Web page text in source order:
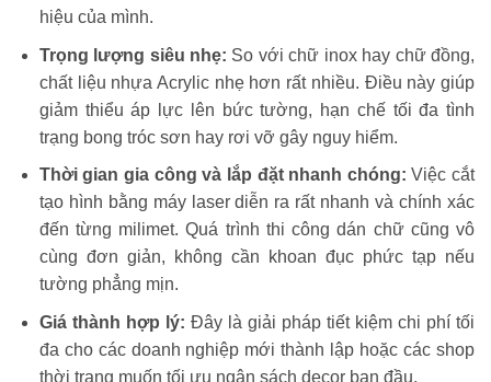
hiệu của mình.
Trọng lượng siêu nhẹ: So với chữ inox hay chữ đồng,
chất liệu nhựa Acrylic nhẹ hơn rất nhiều. Điều này giúp
giảm thiểu áp lực lên bức tường, hạn chế tối đa tình
trạng bong tróc sơn hay rơi vỡ gây nguy hiểm.
Thời gian gia công và lắp đặt nhanh chóng: Việc cắt
tạo hình bằng máy laser diễn ra rất nhanh và chính xác
đến từng milimet. Quá trình thi công dán chữ cũng vô
cùng đơn giản, không cần khoan đục phức tạp nếu
tường phẳng mịn.
Giá thành hợp lý: Đây là giải pháp tiết kiệm chi phí tối
đa cho các doanh nghiệp mới thành lập hoặc các shop
thời trang muốn tối ưu ngân sách decor ban đầu.